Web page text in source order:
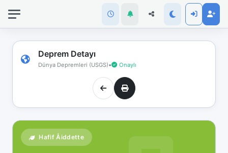
Deprem Detayı
Dünya Depremleri (USGS)• Onaylı
Hafif Åiddette
bağlantınız
koptu!
Çevrimdışı
moddasınız.